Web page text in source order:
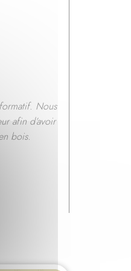
Nous
afin d’avoir
bois.